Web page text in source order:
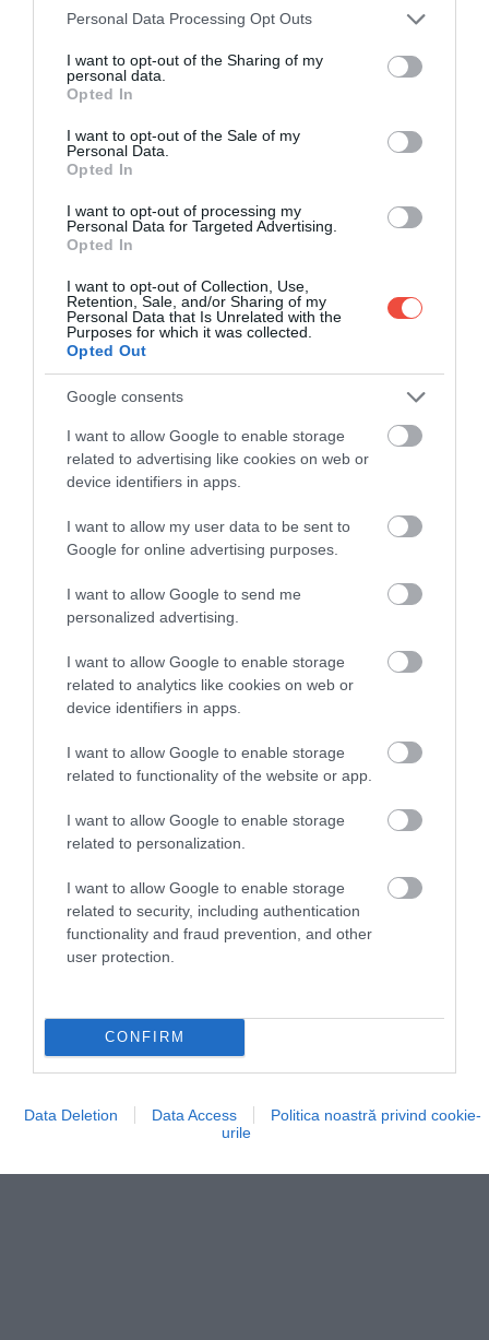
Please note that this website/app uses one or more Google
not limited to your visit or usage behaviour. You may click to
grant or deny consent to Google and its third-party tags to
use your data for below specified purposes in below Google
consent section.
Personal Data Processing Opt Outs
I want to opt-out of the Sharing of my
personal data.
Opted In
I want to opt-out of the Sale of my
Personal Data.
Opted In
I want to opt-out of processing my
Personal Data for Targeted Advertising.
Opted In
I want to opt-out of Collection, Use,
Retention, Sale, and/or Sharing of my
Personal Data that Is Unrelated with the
Purposes for which it was collected.
Opted Out
Google consents
I want to allow Google to enable storage
related to advertising like cookies on web or
device identifiers in apps.
I want to allow my user data to be sent to
Google for online advertising purposes.
I want to allow Google to send me
personalized advertising.
I want to allow Google to enable storage
related to analytics like cookies on web or
device identifiers in apps.
I want to allow Google to enable storage
related to functionality of the website or app.
I want to allow Google to enable storage
related to personalization.
I want to allow Google to enable storage
related to security, including authentication
functionality and fraud prevention, and other
user protection.
CONFIRM
Data Deletion Data Access
Politica noastră privind cookie-
urile
Az Associated Press beszámolója szerint Antónia
Teodossziú környezetvédelmi biztos a
parlamentben elismerte, hogy a jelenlegi program
nem képes tartani a lépést a szaporodás ütemével.
végeznek, 100 ezer eurós költségvetésből – ez
messze kevés a szigeten elszaporodott kolóniákhoz
mérve. A közvélemény nyomására a kormány
bejelentette: a keretet 300 ezer euróra emelik. Bár
önmagában – átgondolt terv nélkül – hoz-e érdemi
fordulatot. A pénzügyi teher az önkormányzatokat
és a klinikákat is szorítja. Egy vadon élő macska
ivartalanítása átlagosan mintegy 55 euróba kerül, a
gazdák által hozott házimacskáknál – a kiegészítő
szűkösek a források a probléma
nagyságához képest.